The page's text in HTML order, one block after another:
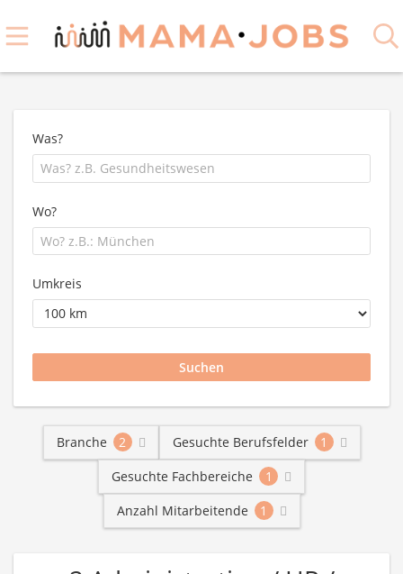
Was?
Wo?
Umkreis
Branche 2 Gesuchte Berufsfelder
1
Gesuchte Fachbereiche
1
Anzahl Mitarbeitende
1